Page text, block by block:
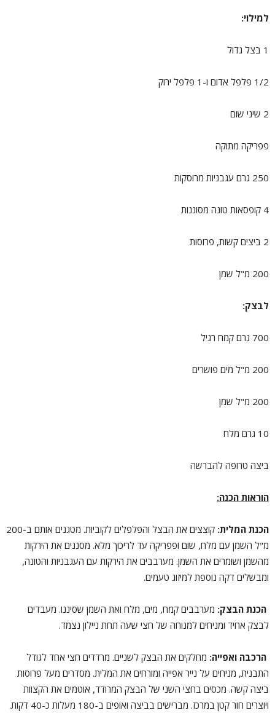
למילוי:
1 בצל גדול
1/2 פלפל אדום ו-1 פלפל ירוק
2 שיני שום
פפריקה מתוקה
250 גרם עגבניות מרוסקות
4 קופסאות טונה מסוננות
2 ביצים קשות, פרוסות
200 מ"ל שמן
לבצק:
700 גרם קמח רגיל
200 מ"ל מים פושרים
200 מ"ל שמן
10 גרם מלח
ביצה טרופה להברשה
הוראות הכנה:
הכנת המלית:
קוצצים את הבצל והפלפלים לקוביות. מטגנים אותם ב-200
מ"ל השמן עם מלח, שום ופפריקה עד לריכוך מלא. מסננים את הירקות
מהשמן ושומרים את השמן. מערבבים את הירקות עם העגבניות והטונה,
ומבשלים דקה נוספת למיזוג טעמים.
הכנת הבצק: מערבבים קמח, מים, מלח ואת השמן שסיננו. מעבדים
לבצק אחיד ומניחים למנוחה של חצי שעה תחת ניילון נצמד.
הרכבה ואפייה: מחלקים את הבצק לשניים. מרדדים חצי אחד לגודל
התבנית, מניחים על נייר אפייה ומורחים את המלית. מסדרים מעל פרוסות
ביצה קשה. מכסים בחצי השני של הבצק המרודד, אוטמים את הקצוות
ויוצרים חור קטן במרכז. מברישים בביצה ואופים ב-180 מעלות כ-40 דקות.